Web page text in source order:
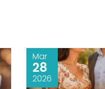
Mar
28
2026